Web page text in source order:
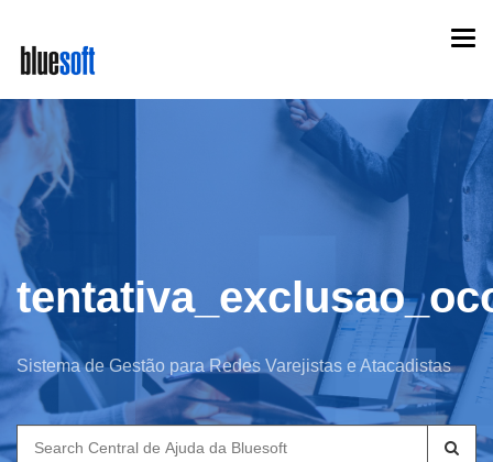
main
content
Sistema de Gestão para Redes Varejistas e Atacadistas
Search